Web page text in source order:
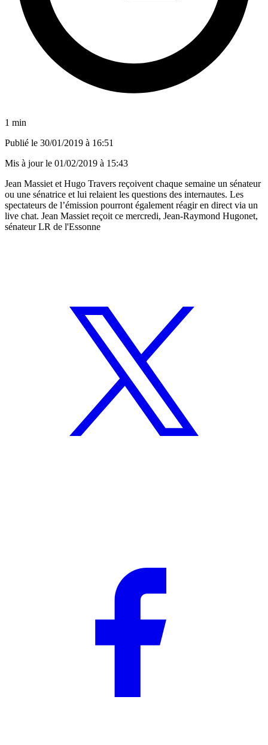
1 min
Publié le 30/01/2019 à 16:51
Mis à jour le 01/02/2019 à 15:43
Jean Massiet et Hugo Travers reçoivent chaque semaine un sénateur
ou une sénatrice et lui relaient les questions des internautes. Les
spectateurs de l’émission pourront également réagir en direct via un
live chat. Jean Massiet reçoit ce mercredi, Jean-Raymond Hugonet,
sénateur LR de l'Essonne